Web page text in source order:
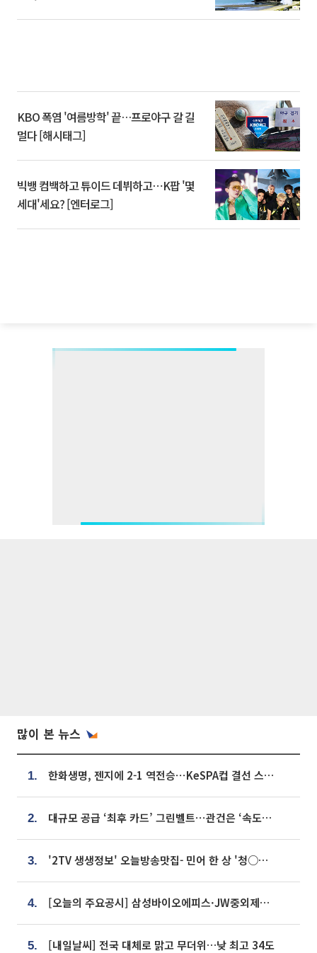
KBO 폭염 '여름방학' 끝…프로야구 갈 길
멀다 [해시태그]
빅뱅 컴백하고 튜이드 데뷔하고⋯K팝 '몇
세대'세요? [엔터로그]
많이 본 뉴스
1. 한화생명, 젠지에 2-1 역전승⋯KeSPA컵 결선 스테이지 2 직행
2. 대규모 공급 ‘최후 카드’ 그린벨트⋯관건은 ‘속도’ [주택공급 승부수의 조건]
3. '2TV 생생정보' 오늘방송맛집- 민어 한 상 '청○○○' vs 전복 한 상 '명○'
4. [오늘의 주요공시] 삼성바이오에피스·JW중외제약·한미반도체·SK바이오사이언스 등
5. [내일날씨] 전국 대체로 맑고 무더위…낮 최고 34도